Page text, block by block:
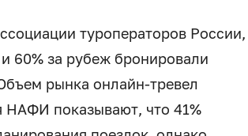
туроператоров России,
60% за рубеж бронировали
рынка онлайн-тревел
НАФИ показывают, что 41%